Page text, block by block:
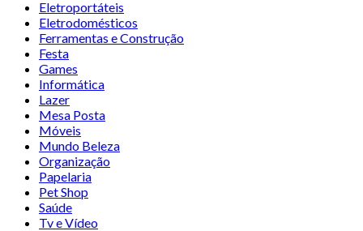
Eletroportáteis
Eletrodomésticos
Ferramentas e Construção
Festa
Games
Informática
Lazer
Mesa Posta
Móveis
Mundo Beleza
Organização
Papelaria
Pet Shop
Saúde
Tv e Vídeo